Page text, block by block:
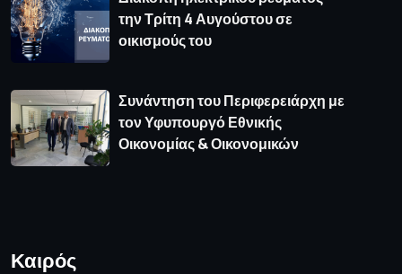
την Τρίτη 4 Αυγούστου σε
οικισμούς του
Συνάντηση του Περιφερειάρχη με
τον Υφυπουργό Εθνικής
Οικονομίας & Οικονομικών
Καιρός